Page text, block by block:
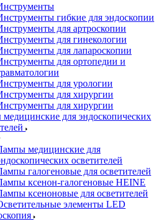
гибкие для эндоскопии
для артроскопии
для гинекологии
для лапароскопии
для ортопедии и
для урологии
для хирургии
для хирургии
для эндоскопических
медицинские для
осветителей
галогеновые для осветителей
ксенон-галогеновые HEINE
ксеноновые для осветителей
элементы LED